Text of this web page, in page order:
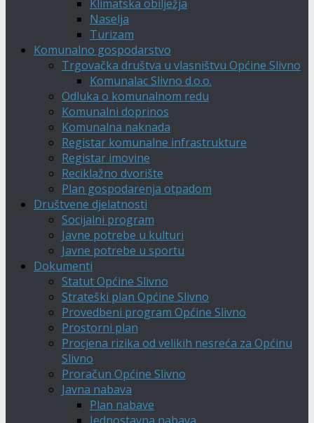
Klimatska obilježja
Naselja
Turizam
Komunalno gospodarstvo
Trgovačka društva u vlasništvu Općine Slivno
Komunalac Slivno d.o.o.
Odluka o komunalnom redu
Komunalni doprinos
Komunalna naknada
Registar komunalne infrastrukture
Registar imovine
Reciklažno dvorište
Plan gospodarenja otpadom
Društvene djelatnosti
Socijalni program
Javne potrebe u kulturi
Javne potrebe u sportu
Dokumenti
Statut Općine Slivno
Strateški plan Općine Slivno
Provedbeni program Općine Slivno
Prostorni plan
Procjena rizika od velikih nesreća za Općinu
Slivno
Proračun Općine Slivno
Javna nabava
Plan nabave